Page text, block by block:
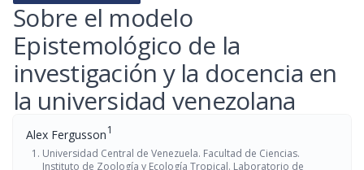
Sobre el modelo
Epistemológico de la
investigación y la docencia en
la universidad venezolana
Alex Fergusson1
Universidad Central de Venezuela. Facultad de Ciencias.
Instituto de Zoología y Ecología Tropical. Laboratorio de